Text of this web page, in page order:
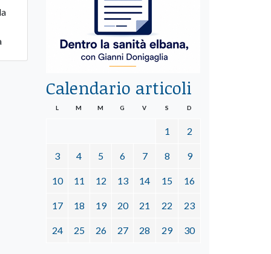
Calendario articoli
L M M G V S D
1 2
3 4 5 6 7 8 9
10 11 12 13 14 15 16
17 18 19 20 21 22 23
24 25 26 27 28 29 30